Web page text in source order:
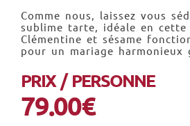
Comme nous, laissez vous
sublime tarte, idéale en cette
Clémentine et sésame
pour un mariage harmonieux
PRIX / PERSONNE
79.00€